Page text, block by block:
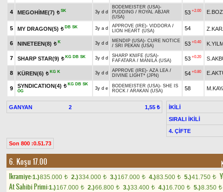
4 MEGOHİME(7) t SK 3y d d
BODEMEISTER (USA)-
PUDDING / ROYAL ABJAR
(USA)
53 +2.00
5 MY DRAGON(5) t DB SK 3y a d APPROVE (IRE)- VIDDORA /
LION HEART (USA)
54
6 NINETEEN(8) t K 3y d d MENDIP (USA)- CURE NOTICE
/ SRI PEKAN (USA) 53 +0.40
7 SHARP STAR(9) t KG DB SK 3y d d SHARP KNIFE (USA)-
FAFATARA / MANILA (USA) 53 +0.20
8 KÜREN(6) t KG K 3y d d APPROVE (IRE)- AZA LEA /
DIVINE LIGHT* (JPN)
54 +0.80
9 SYNDICATION(4) t KG DB SK
ÖG
3y d e BODEMEISTER (USA)- SHE IS
ROCK / ARAKAN (USA) 58
GANYAN 2 1,55 ₺
İKİLİ
SIRALI İKİLİ
4. ÇİFTE
Son 800 :0.51.73
6. Koşu 17.00
Ikramiye:1.)835.000 t 2.)334.000 t 3.)167.000 t 4.)83.500 t 5.)41.750 t
At Sahibi Primi:1.)167.000 t 2.)66.800 t 3.)33.400 t 4.)16.700 t 5.)8.350 t